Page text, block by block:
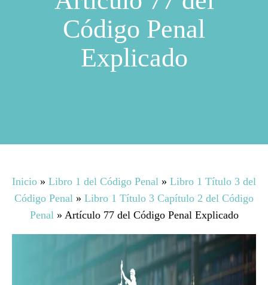
Código Penal
Explicado
Inicio » Libro 1 del Código Penal » Libro 1 Título 3 del
Código Penal » Libro 1 Título 3 Capítulo 2 del Código
Penal» Artículo 77 del Código Penal Explicado